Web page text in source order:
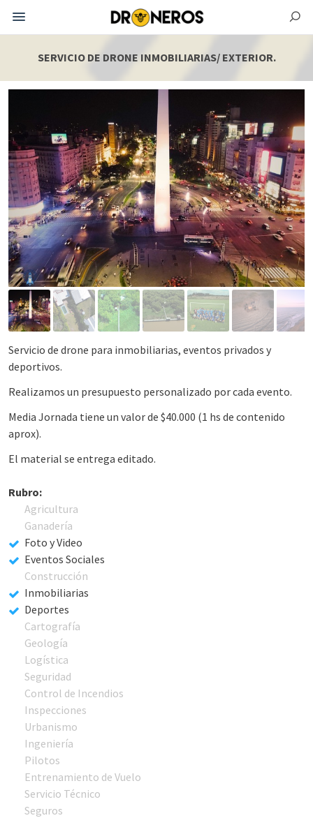
SERVICIO DE DRONE INMOBILIARIAS/ EXTERIOR.
Servicio de drone para inmobiliarias, eventos privados y
deportivos.
Realizamos un presupuesto personalizado por cada evento.
Media Jornada tiene un valor de $40.000 (1 hs de contenido
aprox).
El material se entrega editado.
Rubro:
Agricultura
Ganadería
Foto y Video
Eventos Sociales
Construcción
Inmobiliarias
Deportes
Cartografía
Geología
Logística
Seguridad
Control de Incendios
Inspecciones
Urbanismo
Ingeniería
Pilotos
Entrenamiento de Vuelo
Servicio Técnico
Seguros